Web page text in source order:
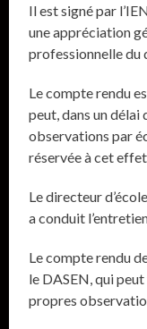
Il est signé par
une appréciation
professionnelle du
Le compte rendu
peut, dans un
observations par
réservée à cet effet.
Le directeur
a conduit
Le compte rendu
le DASEN, qui peut
propres